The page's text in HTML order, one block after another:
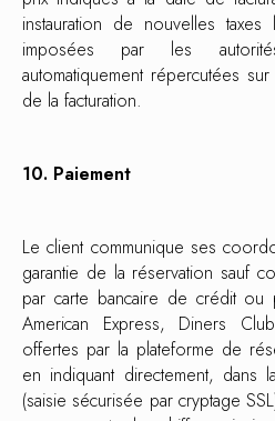
instauration de nouvelles
imposées par les
automatiquement répercutées
de la facturation.
10. Paiement
Le client communique ses
garantie de la réservation sauf
par carte bancaire de crédit ou
American Express, Diners
offertes par la plateforme de
en indiquant directement,
(saisie sécurisée par cryptage